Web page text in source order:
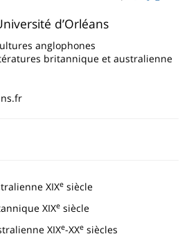
d’Orléans
anglophones
britannique et australienne
XIXe siècle
XIXe siècle
XIXe-XXe siècles